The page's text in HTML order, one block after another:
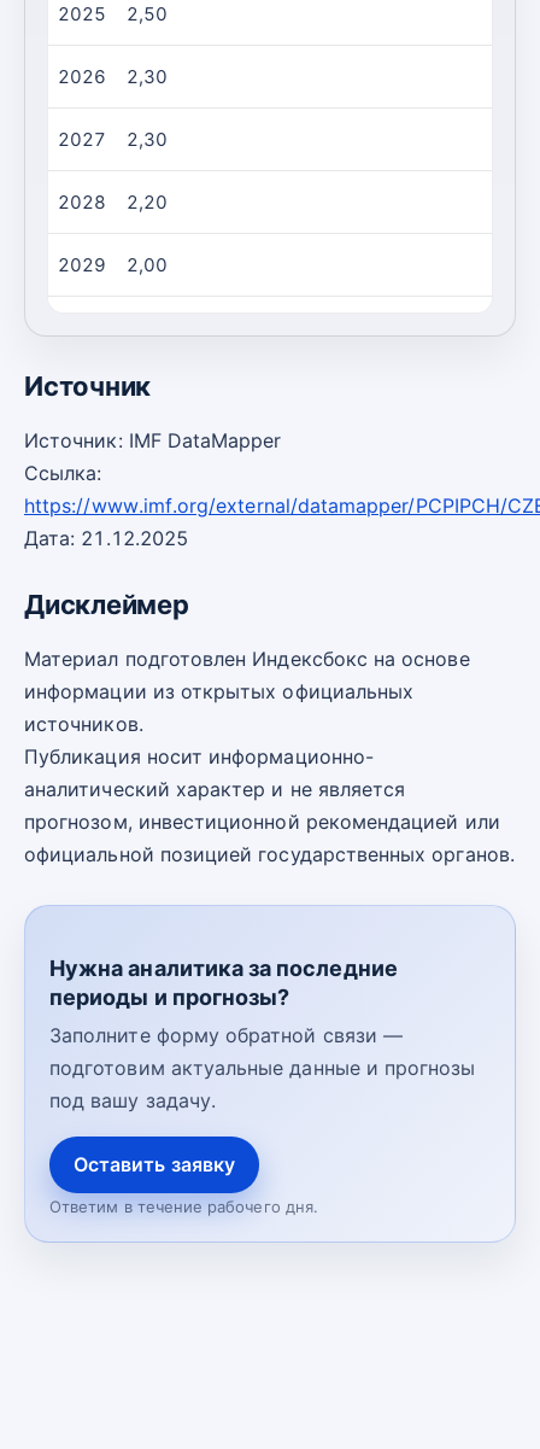
2025 2,50
2026 2,30
2027 2,30
2028 2,20
2029 2,00
Источник
Источник: IMF DataMapper
Ссылка:
https://www.imf.org/external/datamapper/PCPIPCH/
Дата: 21.12.2025
Дисклеймер
Материал подготовлен Индексбокс на основе
информации из открытых официальных
источников.
Публикация носит информационно-
аналитический характер и не является
прогнозом, инвестиционной рекомендацией или
официальной позицией государственных органов.
Нужна аналитика за последние
периоды и прогнозы?
Заполните форму обратной связи —
подготовим актуальные данные и прогнозы
под вашу задачу.
Оставить заявку
Ответим в течение рабочего дня.